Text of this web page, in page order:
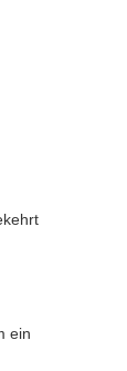
ein